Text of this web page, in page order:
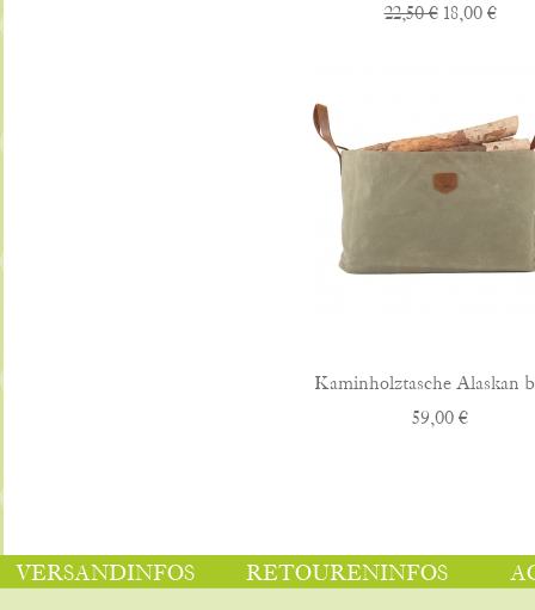
22,50 € 18,00 €
Kaminholztasche Alaskan
59,00 €
VERSANDINFOS RETOURENINFOS